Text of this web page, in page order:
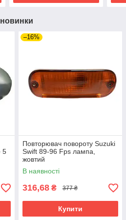
новинки
5
–16%
Повторювач повороту Suzuki
Swift 89-96 Fps лампа,
жовтий
В наявності
316,68 ₴ 377 ₴
Купити